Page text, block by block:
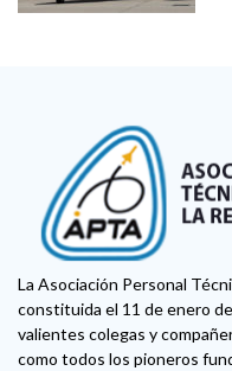
La Asociación Personal
constituida el 11 de enero
valientes colegas y
como todos los pioneros